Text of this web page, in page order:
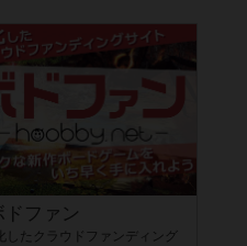
ドファン
したクラウドファンディング